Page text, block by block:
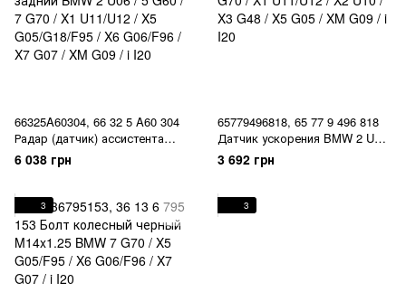
66325A60304, 66 32 5 A60 304
Радар (датчик) ассистента
мертвых зон Driving Assistant
передний / задний BMW 2 U06
X5 G05/G18/F95 / X6 G06/F96 /
X7 G07 / XM G09 / i I20
6 038 грн
65779496818, 65 77 9 496 818
Датчик ускорения BMW 2 U06
/ 3 G28 / 4 G26 / 5
G60/G61/G68/G90/G99 / 7 G70 /
X5 G05 / XM G09 / i I20
3 692 грн
3 3